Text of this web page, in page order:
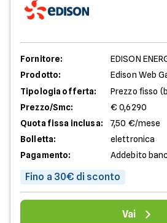
Fornitore:
EDISON
Prodotto:
Edison Web
Tipologia offerta:
Prezzo fisso
Prezzo/Smc:
€ 0,6290
Quota fissa inclusa:
7,50 €/mese
Bolletta:
elettronica
Pagamento:
Addebito
Fino a 30€ di sconto
Vai